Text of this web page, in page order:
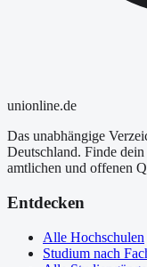
unionline.de
Das unabhängige
Deutschland. Finde
amtlichen und offenen
Entdecken
Alle Hochschulen
Studium nach